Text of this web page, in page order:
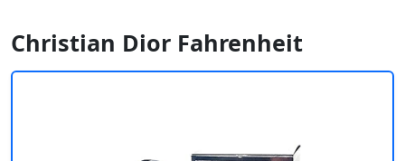
Christian Dior Fahrenheit